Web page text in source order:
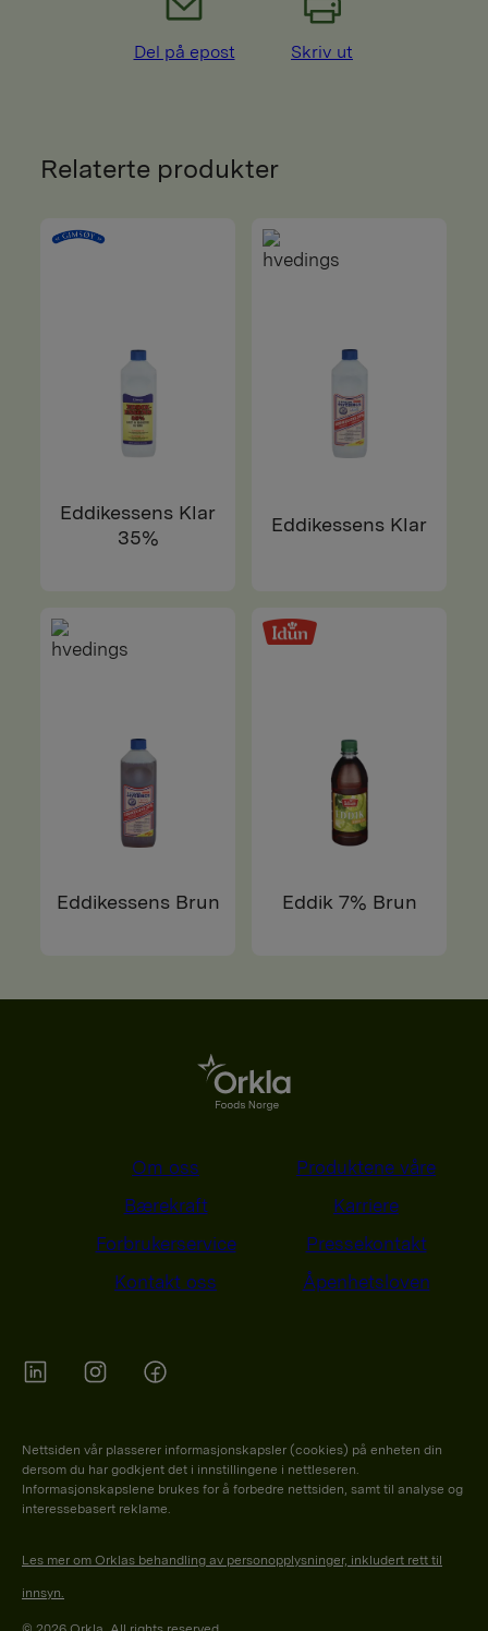
Del på epost Skriv ut
Relaterte produkter
Eddikessens Klar
35%
Eddikessens Klar
Eddikessens Brun Eddik 7% Brun
Om oss
Produktene våre
Bærekraft
Karriere
Forbrukerservice
Pressekontakt
Kontakt oss
Åpenhetsloven
Nettsiden vår plasserer informasjonskapsler (cookies) på enheten din
dersom du har godkjent det i innstillingene i nettleseren.
Informasjonskapslene brukes for å forbedre nettsiden, samt til analyse og
interessebasert reklame.
Les mer om Orklas behandling av personopplysninger, inkludert rett til
innsyn.